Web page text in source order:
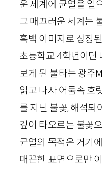
운 세계에 균열을 일
그 매끄러운 세계는
흑백 이미지로 상징
초등학교4학년이던
보게 된 불타는 광주
읽고 나자 어둠속 흐
를 지닌 불꽃, 해석되
깊이 타오르는 불꽃
균열의 목적은 거기
매끈한 표면으로만